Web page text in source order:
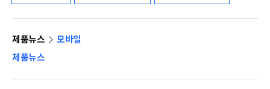
제품뉴스
모바일
제품뉴스